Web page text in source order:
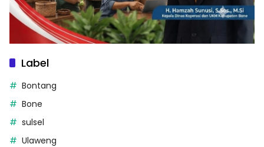
Label
Bontang
Bone
sulsel
Ulaweng